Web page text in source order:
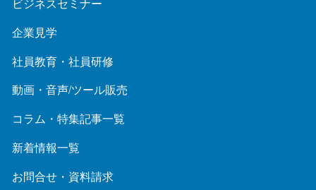
企業見学
社員教育・社員研修
動画・音声/ツール販売
コラム・特集記事一覧
新着情報一覧
お問合せ・資料請求